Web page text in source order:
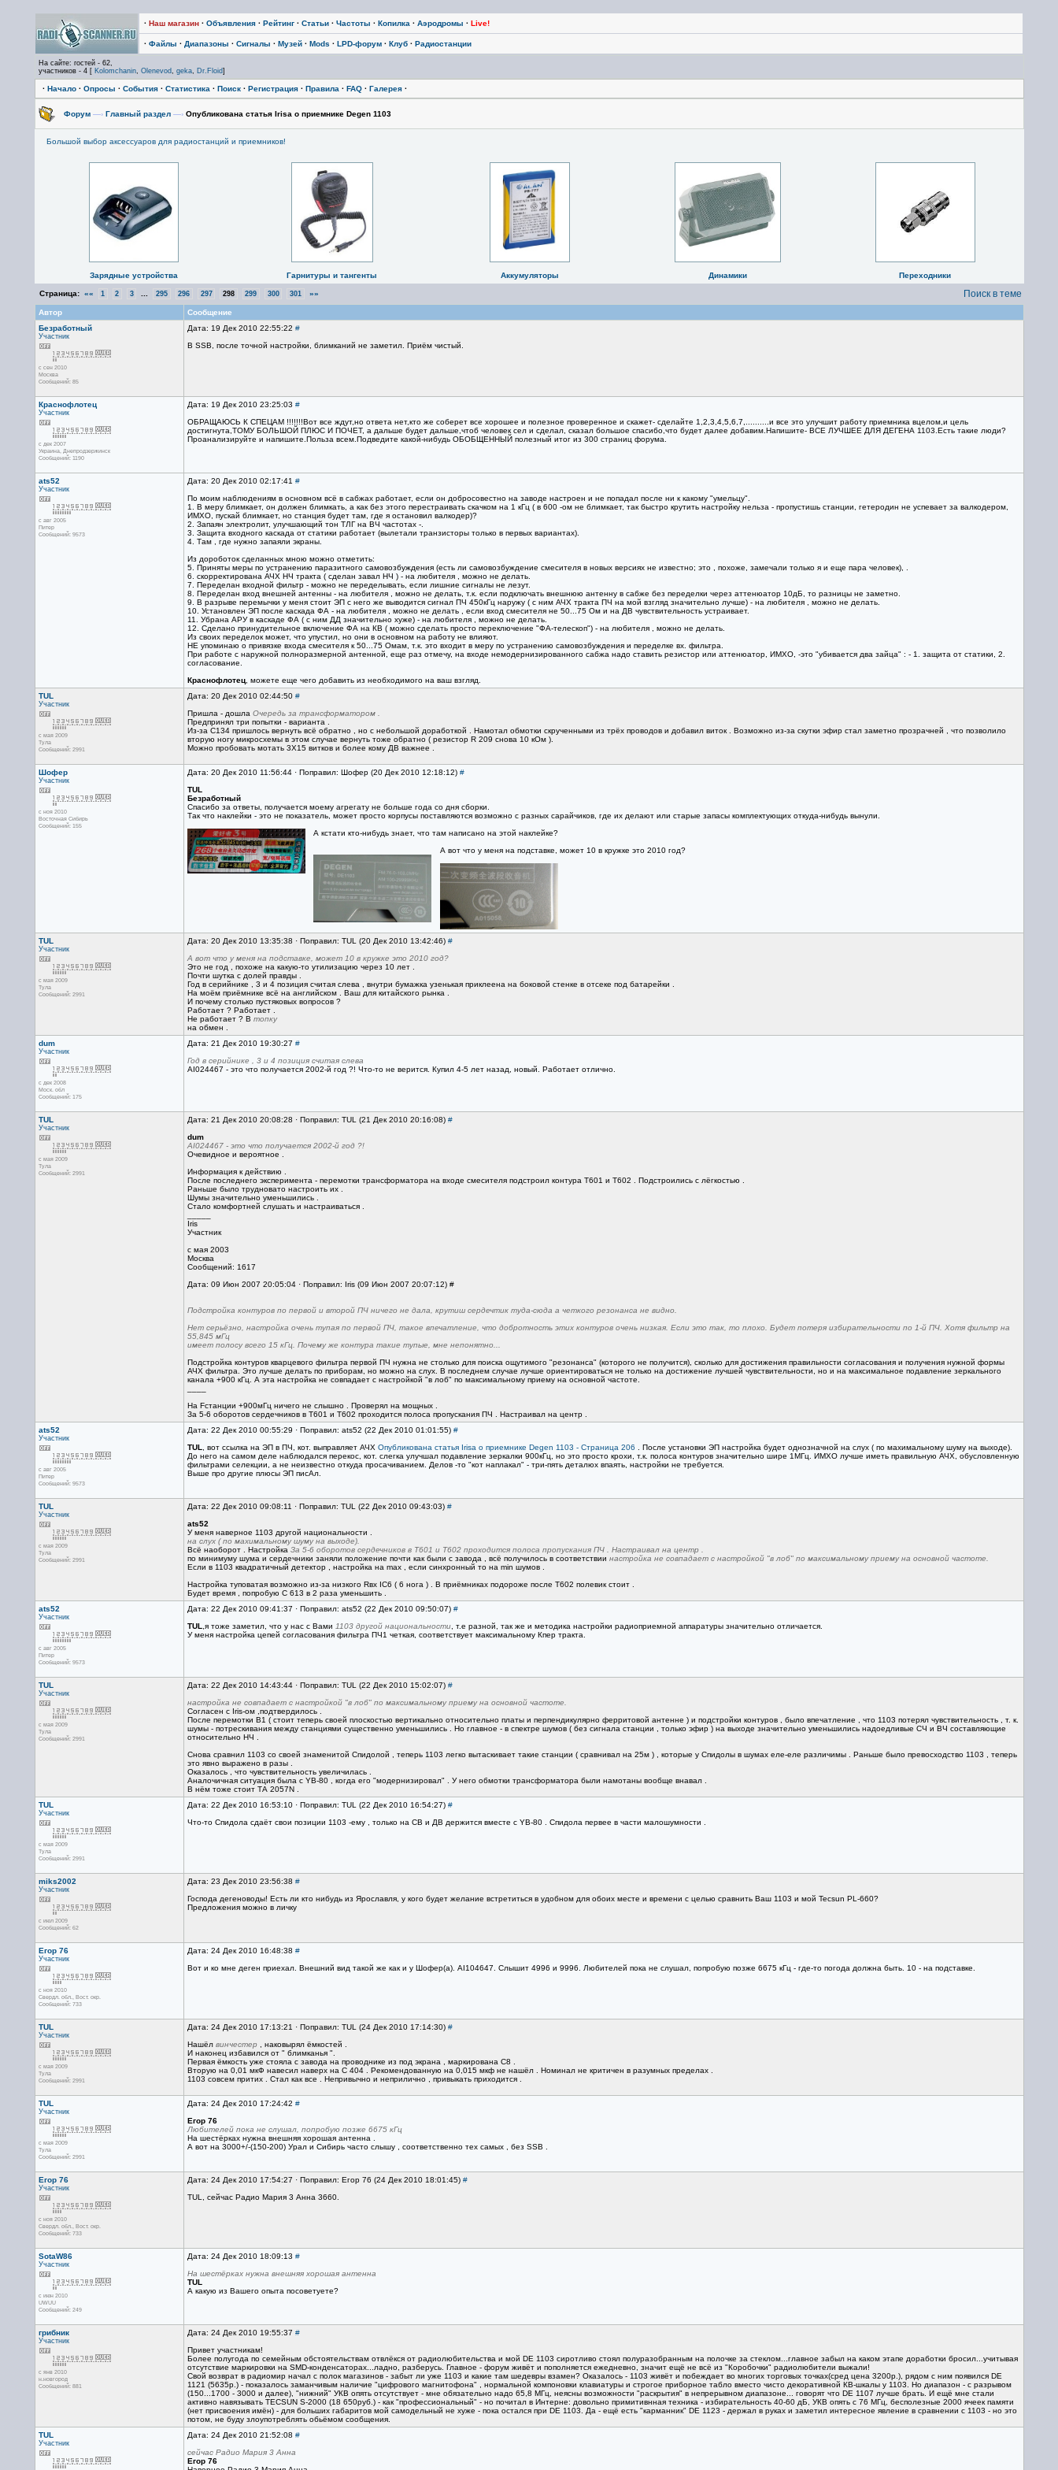
· Наш магазин· Объявления· Рейтинг· Статьи· Частоты · Копилка · Аэродромы · Live!
· Файлы · Диапазоны · Сигналы · Музей· Mods · LPD-форум· Клуб· Радиостанции
На сайте: гостей - 62,
участников - 4 [ Kolomchanin, Olenevod, geka, Dr.Floid]
· Начало· Опросы · События· Статистика · Поиск· Регистрация· Правила · FAQ· Галерея·
Форум —› Главный раздел —›Опубликована статья Irisa о приемнике Degen 1103
Большой выбор аксессуаров для радиостанций и приемников!
Зарядные устройства Гарнитуры и тангенты Аккумуляторы Динамики Переходники
Страница: «« 1 2 3 295 296 297 298 299 300 301 »» Поиск в теме
Автор
Сообщение
Безработный
Участник
с сен 2010
Москва
Сообщений: 85
Дата: 19 Дек 2010 22:55:22 #
В SSB, после точной настройки, блимканий не заметил. Приём чистый.
Краснофлотец
Участник
с дек 2007
Украина, Днепродзержинск
Сообщений: 1190
Дата: 19 Дек 2010 23:25:03 #
ОБРАЩАЮСЬ К СПЕЦАМ !!!!!!!Вот все ждут,но ответа нет,кто же соберет все хорошее и полезное проверенное и скажет- сделайте 1,2,3,4,5,6,7,..........и все это улучшит работу приемника вцелом,и цель
достигнута,ТОМУ БОЛЬШОЙ ПЛЮС И ПОЧЕТ, а дальше будет дальше,чтоб человек сел и сделал, сказал большое спасибо,что будет далее добавим.Напишите- ВСЕ ЛУЧШЕЕ ДЛЯ ДЕГЕНА 1103.Есть такие люди?
Проанализируйте и напишите.Польза всем.Подведите какой-нибудь ОБОБЩЕННЫЙ полезный итог из 300 страниц форума.
ats52
Участник
с авг 2005
Питер
Сообщений: 9573
Дата: 20 Дек 2010 02:17:41 #
По моим наблюдениям в основном всё в сабжах работает, если он добросовестно на заводе настроен и не попадал после ни к какому "умельцу".
1. В меру блимкает, он должен блимкать, а как без этого перестраивать скачком на 1 кГц ( в 600 -ом не блимкает, так быстро крутить настройку нельза - пропустишь станции, гетеродин не успевает за валкодером,
ИМХО, пускай блимкает, но станция будет там, где я остановил валкодер)?
2. Запаян электролит, улучшающий тон ТЛГ на ВЧ частотах -.
3. Защита входного каскада от статики работает (вылетали транзисторы только в первых вариантах).
4. Там , где нужно запаяли экраны.
Из дороботок сделанных мною можно отметить:
5. Приняты меры по устранению паразитного самовозбуждения (есть ли самовозбуждение смесителя в новых версиях не известно; это , похоже, замечали только я и еще пара человек), .
6. скорректирована АЧХ НЧ тракта ( сделан завал НЧ ) - на любителя , можно не делать.
7. Переделан входной фильтр - можно не переделывать, если лишние сигналы не лезут.
8. Переделан вход внешней антенны - на любителя , можно не делать, т.к. если подключать внешнюю антенну в сабже без переделки через аттенюатор 10дБ, то разницы не заметно.
9. В разрыве перемычки у меня стоит ЭП с него же выводится сигнал ПЧ 450кГц наружу ( с ним АЧХ тракта ПЧ на мой взгляд значительно лучше) - на любителя , можно не делать.
10. Установлен ЭП после каскада ФА - на любителя , можно не делать , если вход смесителя не 50...75 Ом и на ДВ чувствительность устраивает.
11. Убрана АРУ в каскаде ФА ( с ним ДД значительно хуже) - на любителя , можно не делать.
12. Сделано принудительное включение ФА на КВ ( можно сделать просто переключение "ФА-телескоп") - на любителя , можно не делать.
Из своих переделок может, что упустил, но они в основном на работу не влияют.
НЕ упоминаю о привязке входа смесителя к 50...75 Омам, т.к. это входит в меру по устранению самовозбуждения и переделке вх. фильтра.
При работе с наружной полноразмерной антенной, еще раз отмечу, на входе немодернизированного сабжа надо ставить резистор или аттенюатор, ИМХО, -это "убивается два зайца" : - 1. защита от статики, 2.
согласование.
Краснофлотец, можете еще чего добавить из необходимого на ваш взгляд.
TUL
Участник
с мая 2009
Тула
Сообщений: 2991
Дата: 20 Дек 2010 02:44:50 #
Пришла - дошла Очередь за трансформатором .
Предпринял три попытки - варианта .
Из-за С134 пришлось вернуть всё обратно , но с небольшой доработкой . Намотал обмотки скрученными из трёх проводов и добавил виток . Возможно из-за скутки эфир стал заметно прозрачней , что позволило
вторую ногу микросхемы в этом случае вернуть тоже обратно ( резистор R 209 снова 10 кОм ).
Можно пробовать мотать 3Х15 витков и более кому ДВ важнее .
Шофер
Участник
с ноя 2010
Восточная Сибирь
Сообщений: 155
Дата: 20 Дек 2010 11:56:44 · Поправил: Шофер (20 Дек 2010 12:18:12) #
TUL
Безработный
Спасибо за ответы, получается моему агрегату не больше года со дня сборки.
Так что наклейки - это не показатель, может просто корпусы поставляются возможно с разных сарайчиков, где их делают или старые запасы комплектующих откуда-нибудь вынули.
А кстати кто-нибудь знает, что там написано на этой наклейке?
А вот что у меня на подставке, может 10 в кружке это 2010 год?
TUL
Участник
с мая 2009
Тула
Сообщений: 2991
Дата: 20 Дек 2010 13:35:38 · Поправил: TUL (20 Дек 2010 13:42:46) #
А вот что у меня на подставке, может 10 в кружке это 2010 год?
Это не год , похоже на какую-то утилизацию через 10 лет .
Почти шутка с долей правды .
Год в серийнике , 3 и 4 позиция считая слева , внутри бумажка узенькая приклеена на боковой стенке в отсеке под батарейки .
На моём приёмнике всё на английском . Ваш для китайского рынка .
И почему столько пустяковых вопросов ?
Работает ? Работает .
Не работает ? В топку
на обмен .
dum
Участник
с дек 2008
Моск. обл
Сообщений: 175
Дата: 21 Дек 2010 19:30:27 #
Год в серийнике , 3 и 4 позиция считая слева
АI024467 - это что получается 2002-й год ?! Что-то не верится. Купил 4-5 лет назад, новый. Работает отлично.
TUL
Участник
с мая 2009
Тула
Сообщений: 2991
Дата: 21 Дек 2010 20:08:28 · Поправил: TUL (21 Дек 2010 20:16:08) #
dum
АI024467 - это что получается 2002-й год ?!
Очевидное и вероятное .
Информация к действию .
После последнего эксперимента - перемотки трансформатора на входе смесителя подстроил контура Т601 и Т602 . Подстроились с лёгкостью .
Раньше было трудновато настроить их .
Шумы значительно уменьшились .
Стало комфортней слушать и настраиваться .
Iris
Участник
с мая 2003
Москва
Сообщений: 1617
Дата: 09 Июн 2007 20:05:04 · Поправил: Iris (09 Июн 2007 20:07:12) #
Подстройка контуров по первой и второй ПЧ ничего не дала, крутиш сердечтик туда-сюда а четкого резонанса не видно.
Нет серьёзно, настройка очень тупая по первой ПЧ, такое впечатление, что добротность этих контуров очень низкая. Если это так, то плохо. Будет потеря избирательности по 1-й ПЧ. Хотя фильтр на
55,845 мГц
имеет полосу всего 15 кГц. Почему же контура такие тупые, мне непонятно...
Подстройка контуров кварцевого фильтра первой ПЧ нужна не столько для поиска ощутимого "резонанса" (которого не получится), сколько для достижения правильности согласования и получения нужной формы
АЧХ фильтра. Это лучше делать по приборам, но можно на слух. В последнем случае лучше ориентироваться не только на достижение лучшей чувствительности, но и на максимальное подавление зеркального
канала +900 кГц. А эта настройка не совпадает с настройкой "в лоб" по максимальному приему на основной частоте.
На Fстанции +900мГц ничего не слышно . Проверял на мощных .
За 5-6 оборотов сердечников в Т601 и Т602 проходится полоса пропускания ПЧ . Настраивал на центр .
ats52
Участник
с авг 2005
Питер
Сообщений: 9573
Дата: 22 Дек 2010 00:55:29 · Поправил: ats52 (22 Дек 2010 01:01:55) #
TUL , вот ссылка на ЭП в ПЧ, кот. выправляет АЧХ Опубликована статья Irisa о приемнике Degen 1103 - Страница 206 . После установки ЭП настройка будет однозначной на слух ( по махимальному шуму на выходе).
До него на самом деле наблюдался перекос, кот. слегка улучшал подавление зеркалки 900кГц, но это просто крохи, т.к. полоса контуров значительно шире 1МГц. ИМХО лучше иметь правильную АЧХ, обусловленную
фильтрами селекции, а не неизвестно откуда просачиванием. Делов -то "кот наплакал" - три-пять деталюх впаять, настройки не требуется.
Выше про другие плюсы ЭП писАл.
TUL
Участник
с мая 2009
Тула
Сообщений: 2991
Дата: 22 Дек 2010 09:08:11 · Поправил: TUL (22 Дек 2010 09:43:03) #
ats52
У меня наверное 1103 другой национальности .
на слух ( по махимальному шуму на выходе).
Всё наоборот . Настройка За 5-6 оборотов сердечников в Т601 и Т602 проходится полоса пропускания ПЧ . Настраивал на центр .
по минимуму шума и сердечники заняли положение почти как были с завода , всё получилось в соответствии настройка не совпадает с настройкой "в лоб" по максимальному приему на основной частоте.
Если в 1103 квадратичный детектор , настройка на max , если синхронный то на min шумов .
Настройка туповатая возможно из-за низкого Rвх IС6 ( 6 нога ) . В приёмниках подороже после Т602 полевик стоит .
Будет время , попробую С 613 в 2 раза уменьшить .
ats52
Участник
с авг 2005
Питер
Сообщений: 9573
Дата: 22 Дек 2010 09:41:37 · Поправил: ats52 (22 Дек 2010 09:50:07) #
TUL ,я тоже заметил, что у нас с Вами 1103 другой национальности, т.е разной, так же и методика настройки радиоприемной аппаратуры значительно отличается.
У меня настройка цепей согласования фильтра ПЧ1 четкая, соответствует максимальному Кпер тракта.
TUL
Участник
с мая 2009
Тула
Сообщений: 2991
Дата: 22 Дек 2010 14:43:44 · Поправил: TUL (22 Дек 2010 15:02:07) #
настройка не совпадает с настройкой "в лоб" по максимальному приему на основной частоте.
Согласен с Iris-ом ,подтвердилось .
После перемотки В1 ( стоит теперь своей плоскостью вертикально относительно платы и перпендикулярно ферритовой антенне ) и подстройки контуров , было впечатление , что 1103 потерял чувствительность , т. к.
шумы - потрескивания между станциями существенно уменьшились . Но главное - в спектре шумов ( без сигнала станции , только эфир ) на выходе значительно уменьшились надоедливые СЧ и ВЧ составляющие
относительно НЧ .
Снова сравнил 1103 со своей знаменитой Спидолой , теперь 1103 легко вытаскивает такие станции ( сравнивал на 25м ) , которые у Спидолы в шумах еле-еле различимы . Раньше было превосходство 1103 , теперь
это явно выражено в разы .
Оказалось , что чувствительность увеличилась .
Аналочичная ситуация была с YB-80 , когда его "модернизировал" . У него обмотки трансформатора были намотаны вообще внавал .
В нём тоже стоит ТА 2057N .
TUL
Участник
с мая 2009
Тула
Сообщений: 2991
Дата: 22 Дек 2010 16:53:10 · Поправил: TUL (22 Дек 2010 16:54:27) #
Что-то Спидола сдаёт свои позиции 1103 -ему , только на СВ и ДВ держится вместе с YB-80 . Спидола первее в части малошумности .
miks2002
Участник
с июл 2009
Сообщений: 62
Дата: 23 Дек 2010 23:56:38 #
Господа дегеноводы! Есть ли кто нибудь из Ярославля, у кого будет желание встретиться в удобном для обоих месте и времени с целью сравнить Ваш 1103 и мой Tecsun PL-660?
Предложения можно в личку
Егор 76
Участник
с ноя 2010
Свердл. обл., Вост. окр.
Сообщений: 733
Дата: 24 Дек 2010 16:48:38 #
Вот и ко мне деген приехал. Внешний вид такой же как и у Шофер(а). АI104647. Слышит 4996 и 9996. Любителей пока не слушал, попробую позже 6675 кГц - где-то погода должна быть. 10 - на подставке.
TUL
Участник
с мая 2009
Тула
Сообщений: 2991
Дата: 24 Дек 2010 17:13:21 · Поправил: TUL (24 Дек 2010 17:14:30) #
Нашёл винчестер, наковырял ёмкостей .
И наконец избавился от " блимканья ".
Первая ёмкость уже стояла с завода на проводнике из под экрана , маркирована С8 .
Вторую на 0,01 мкФ навесил наверх на С 404 . Рекомендованную на 0,015 мкф не нашёл . Номинал не критичен в разумных пределах .
1103 совсем притих . Стал как все . Непривычно и неприлично , привыкать приходится .
TUL
Участник
с мая 2009
Тула
Сообщений: 2991
Дата: 24 Дек 2010 17:24:42 #
Егор 76
Любителей пока не слушал, попробую позже 6675 кГц
На шестёрках нужна внешняя хорошая антенна .
А вот на 3000+/-(150-200) Урал и Сибирь часто слышу , соответственно тех самых , без SSB .
Егор 76
Участник
с ноя 2010
Свердл. обл., Вост. окр.
Сообщений: 733
Дата: 24 Дек 2010 17:54:27 · Поправил: Егор 76 (24 Дек 2010 18:01:45) #
TUL, сейчас Радио Мария 3 Анна 3660.
SotaW86
Участник
с июн 2010
UWUU
Сообщений: 249
Дата: 24 Дек 2010 18:09:13 #
На шестёрках нужна внешняя хорошая антенна
TUL
А какую из Вашего опыта посоветуете?
грибник
Участник
с янв 2010
н.новгород
Сообщений: 881
Дата: 24 Дек 2010 19:55:37 #
Привет участникам!
Более полугода по семейным обстоятельствам отвлёкся от радиолюбительства и мой DE 1103 сиротливо стоял полуразобранным на полочке за стеклом...главное забыл на каком этапе доработки бросил...учитывая
отсутствие маркировки на SMD-конденсаторах...ладно, разберусь. Главное - форум живёт и пополняется ежедневно, значит ещё не всё из "Коробочки" радиолюбители выжали!
Свой возврат в радиомир начал с полок магазинов - забыт ли уже 1103 и какие там шедевры взамен? Оказалось - 1103 живёт и побеждает во многих торговых точках(сред цена 3200р.), рядом с ним появился DE
1121 (5635р.) - показалось заманчивым наличие "цифрового магнитофона" , нормальной компоновки клавиатуры и строгое приборное табло вместо чисто декоративной КВ-шкалы у 1103. Но диапазон - с разрывом
(150...1700 - 3000 и далее), "нижний" УКВ опять отсутствует - мне обязательно надо 65,8 МГц, неясны возможности "раскрытия" в непрерывном диапазоне... говорят что DE 1107 лучше брать. И ещё мне стали
активно навязывать TECSUN S-2000 (18 650руб.) - как "профессиональный" - но почитал в Интерне: довольно примитивнная техника - избирательность 40-60 дБ, УКВ опять с 76 МГц, бесполезные 2000 ячеек памяти
(нет присвоения имён) - для больших габаритов мой самодельный не хуже - пока остался при DE 1103. Да - ещё есть "карманник" DE 1123 - держал в руках и заметил интересное явление в сравнении с 1103 - но это
потом, не буду злоупотреблять обьёмом сообщения.
TUL
Участник
Дата: 24 Дек 2010 21:52:08 #
сейчас Радио Мария 3 Анна
Егор 76